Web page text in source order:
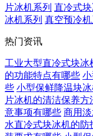
片冰机系列 直冷式块
冰机系列 真空预冷机
热门资讯
工业大型直冷式块
的功能特点有哪些
些 小型保鲜降温块
片冰机的清洁保养方
意事项有哪些 商用
水直冷式块冰机的防